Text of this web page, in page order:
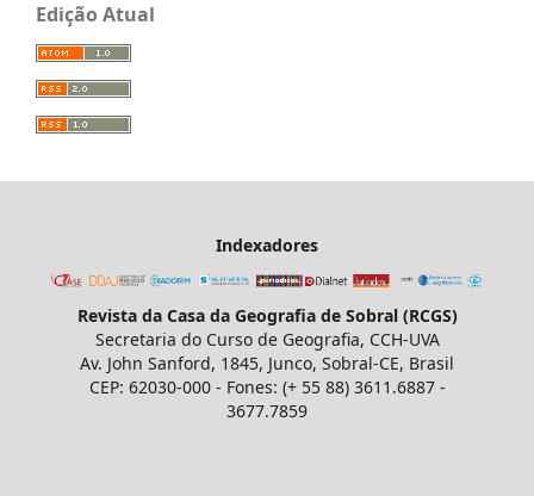
Edição Atual
Indexadores
Revista da Casa da Geografia de Sobral (RCGS)
Secretaria do Curso de Geografia, CCH-UVA
Av. John Sanford, 1845, Junco, Sobral-CE, Brasil
CEP: 62030-000 - Fones: (+ 55 88) 3611.6887 -
3677.7859